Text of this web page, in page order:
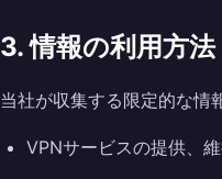
3. 情報の利用方法
当社が収集する限定的な情
VPNサービスの提供、